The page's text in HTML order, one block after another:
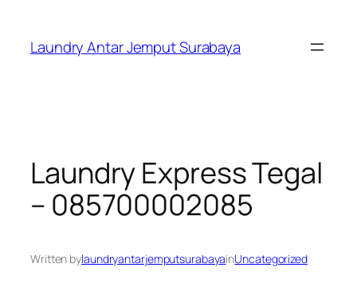
content
Laundry Antar Jemput Surabaya
Laundry Express Tegal
– 085700002085
Written bylaundryantarjemputsurabayainUncategorized